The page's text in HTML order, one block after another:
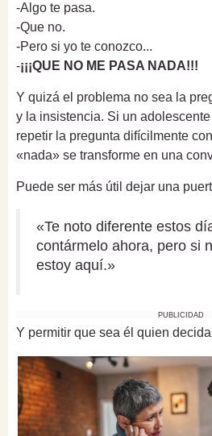
-Algo te pasa.
-Que no.
-Pero si yo te conozco...
-¡¡¡QUE NO ME PASA NADA!!!
Y quizá el problema no sea la
y la insistencia. Si un
repetir la pregunta difícilmente
«nada» se transforme en una
Puede ser más útil dejar una
«Te noto diferente estos
contármelo ahora, pero si
estoy aquí.»
PUBLICIDAD
Y permitir que sea él quien